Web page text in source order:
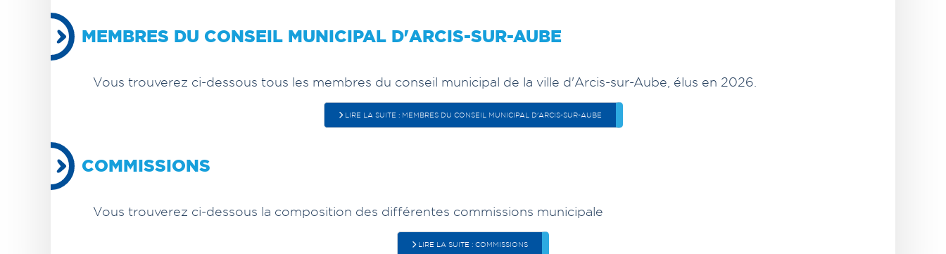
MEMBRES DU CONSEIL MUNICIPAL D'ARCIS-SUR-AUBE
Vous trouverez ci-dessous tous les membres du conseil municipal de la ville d'Arcis-sur-Aube, élus en 2026.
LIRE LA SUITE : MEMBRES DU CONSEIL MUNICIPAL D'ARCIS-SUR-AUBE
COMMISSIONS
Vous trouverez ci-dessous la composition des différentes commissions municipale
LIRE LA SUITE : COMMISSIONS